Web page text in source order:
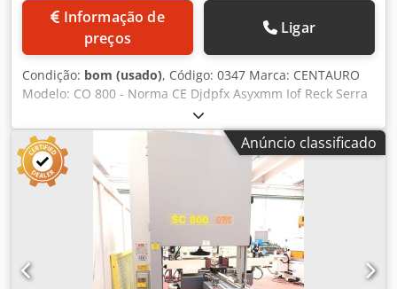
preços
Ligar
Condição: bom (usado), Código: 0347 Marca: CENTAURO
Modelo: CO 800 - Norma CE Djdpfx Asyxmm Iof Reck Serra
de fita com volante coberto para corte de materiais de
madeira, marcenaria, móveis, decoração, caixilhos de
janelas, plásticos, alumínio, materiais compósitos e outros
– Norma CE Dados técnicos: Diâmetro do volante em ferro
fundido: 800 mm Altura máxima de corte: 520 mm Altura
da mesa ao chão: 960 mm Dimensões da mesa: 1170 x 800
mm Comprimento máximo da lâmina: 5670 mm Potência
do motor: 5,5 HP Mesa de trabalho inclinável Protetor
telescópico para lâmina 2 bocais de aspiração de diâmetro
120 mm Dimensões totais: 1550 x 850 x 2500 mm (altura)
Anúncio classificado